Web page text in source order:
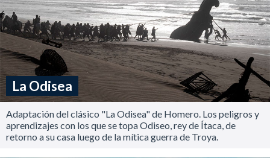
La Odisea
Adaptación del clásico "La Odisea" de Homero. Los peligros y
aprendizajes con los que se topa Odiseo, rey de Ítaca, de
retorno a su casa luego de la mítica guerra de Troya.